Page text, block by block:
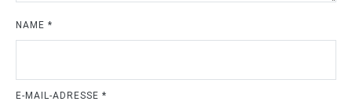
NAME *
E-MAIL-ADRESSE *